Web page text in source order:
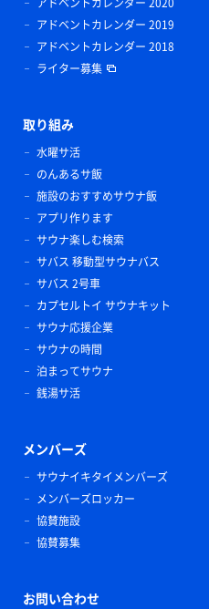
アドベントカレンダー 2019
アドベントカレンダー 2018
ライター募集
取り組み
水曜サ活
のんあるサ飯
施設のおすすめサウナ飯
アプリ作ります
サウナ楽しむ検索
サバス 移動型サウナバス
サバス 2号車
カプセルトイ サウナキット
サウナ応援企業
サウナの時間
泊まってサウナ
銭湯サ活
メンバーズ
サウナイキタイメンバーズ
メンバーズロッカー
協賛施設
協賛募集
お問い合わせ